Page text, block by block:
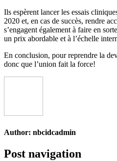
Ils espèrent lancer les essais
2020 et, en cas de succès, rendre
s’engagent également à faire en
un prix abordable et à l’échelle
En conclusion, pour reprendre la
donc que l’union fait la force!
Author: nbcidcadmin
Post navigation